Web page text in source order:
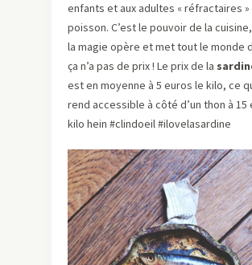
enfants et aux adultes « réfractaires »
poisson. C’est le pouvoir de la
la magie opère et met tout le monde
ça n’a pas de prix ! Le prix de la
est en moyenne à 5 euros le kilo, ce
rend accessible à côté d’un thon à 15
kilo hein #clindoeil #ilovelasardine